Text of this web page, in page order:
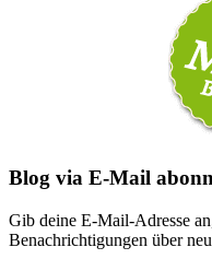
Blog via E-Mail
Gib deine E-Mail-Adresse
Benachrichtigungen über